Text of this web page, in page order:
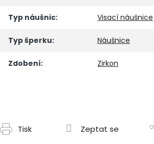
Typ náušnic: Visací náušnice
Typ šperku: Náušnice
Zdobení: Zirkon
Tisk Zeptat se